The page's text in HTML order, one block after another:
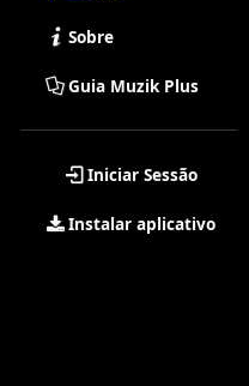
Sobre
Guia Muzik Plus
Iniciar Sessão
Instalar aplicativo